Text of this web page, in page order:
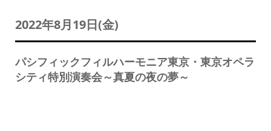
2022年8月19日(金)
パシフィックフィルハーモニア東京・東京オペラ
シティ特別演奏会～真夏の夜の夢～